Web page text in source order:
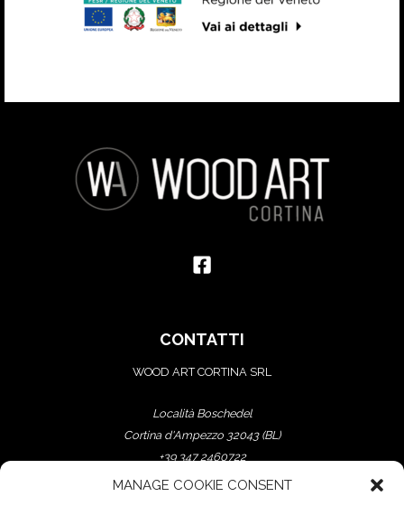
MANAGE COOKIE CONSENT
CONTATTI
WOOD ART CORTINA SRL
Località Boschedel
Cortina d'Ampezzo 32043 (BL)
+39 347 2460722
+39 339 1549073